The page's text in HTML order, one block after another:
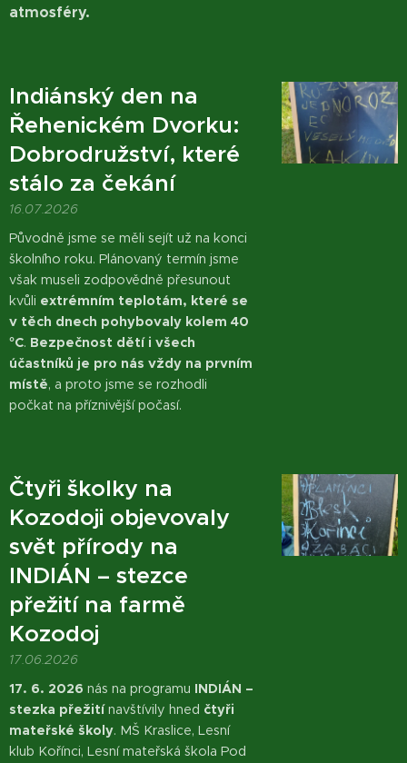
atmosféry.
Indiánský den na
Řehenickém Dvorku:
Dobrodružství, které
stálo za čekání
16.07.2026
Původně jsme se měli sejít už na konci
školního roku. Plánovaný termín jsme
však museli zodpovědně přesunout
kvůli extrémním teplotám, které se
v těch dnech pohybovaly kolem 40
°C. Bezpečnost dětí i všech
účastníků je pro nás vždy na prvním
místě, a proto jsme se rozhodli
počkat na příznivější počasí.
Čtyři školky na
Kozodoji objevovaly
svět přírody na
INDIÁN – stezce
přežití na farmě
Kozodoj
17.06.2026
17. 6. 2026 nás na programu INDIÁN –
stezka přežitínavštívily hned čtyři
mateřské školy. MŠ Kraslice, Lesní
klub Kořínci, Lesní mateřská škola Pod